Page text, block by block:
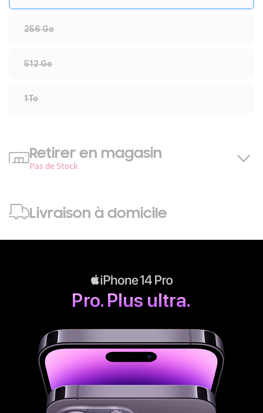
256 Go
512 Go
1To
Retirer en magasin
Pas de Stock
Livraison à domicile
Pro. Plus ultra.